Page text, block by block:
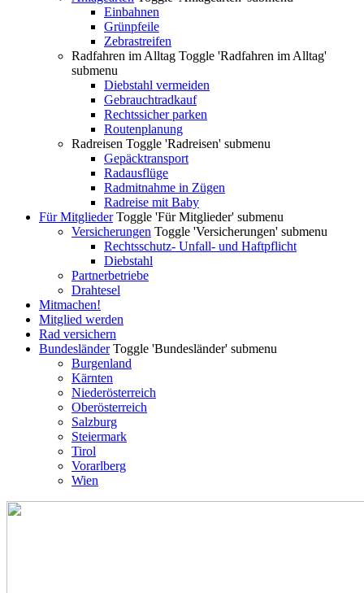
Einbahnen
Grünpfeile
Zebrastreifen
Radfahren im Alltag Toggle 'Radfahren im Alltag'
submenu
Diebstahl vermeiden
Gebrauchtradkauf
Rechtssicher parken
Routenplanung
Radreisen Toggle 'Radreisen' submenu
Gepäcktransport
Radausflüge
Radmitnahme in Zügen
Radreise mit Baby
Für Mitglieder Toggle 'Für Mitglieder' submenu
Versicherungen Toggle 'Versicherungen' submenu
Rechtsschutz- Unfall- und Haftpflicht
Diebstahl
Partnerbetriebe
Drahtesel
Mitmachen!
Mitglied werden
Rad versichern
Bundesländer Toggle 'Bundesländer' submenu
Burgenland
Kärnten
Niederösterreich
Oberösterreich
Salzburg
Steiermark
Tirol
Vorarlberg
Wien